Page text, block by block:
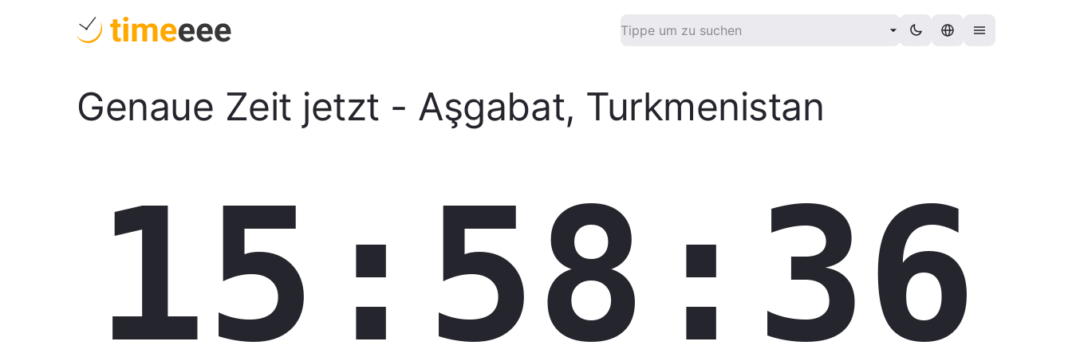
Genaue Zeit jetzt - Aşgabat, Turkmenistan
15:58:37